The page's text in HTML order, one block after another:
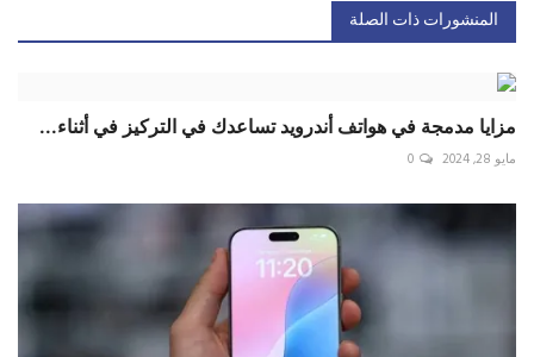
المنشورات ذات الصلة
مزايا مدمجة في هواتف أندرويد تساعدك في التركيز في أثناء...
مايو 28, 2024 0